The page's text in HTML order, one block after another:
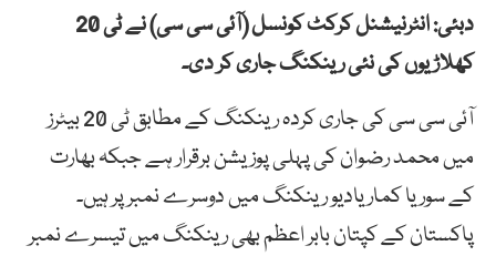
دبئی: انٹرنیشنل کرکٹ کونسل (آئی سی سی) نے ٹی 20
کھلاڑیوں کی نئی رینکنگ جاری کر دی۔
آئی سی سی کی جاری کردہ رینکنگ کے مطابق ٹی 20 بیٹرز
میں محمد رضوان کی پہلی پوزیشن برقرار ہے جبکہ بھارت
کے سوریا کمار یادیو رینکنگ میں دوسرے نمبر پر ہیں۔
پاکستان کے کپتان بابر اعظم بھی رینکنگ میں تیسرے نمبر